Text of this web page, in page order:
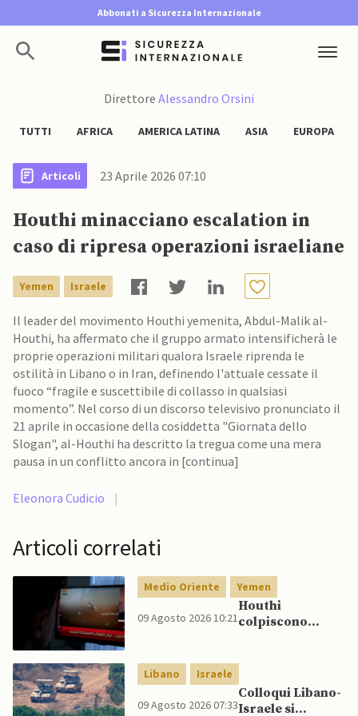
Abbonati a Sicurezza Internazionale
Direttore Alessandro Orsini
TUTTI AFRICA AMERICA LATINA ASIA EUROPA
Articoli 23 Aprile 2026 07:10
Houthi minacciano escalation in
caso di ripresa operazioni israeliane
Yemen Israele
Il leader del movimento Houthi yemenita, Abdul-Malik al-
Houthi, ha affermato che il gruppo armato intensificherà le
proprie operazioni militari qualora Israele riprenda le
ostilità in Libano o in Iran, definendo l'attuale cessate il
fuoco “fragile e suscettibile di collasso in qualsiasi
momento”. Nel corso di un discorso televisivo pronunciato il
21 aprile in occasione della cosiddetta "Giornata dello
Slogan", al-Houthi ha descritto la tregua come una mera
pausa in un conflitto ancora in [continua]
Eleonora Cudicio |
Articoli correlati
Medio Oriente Yemen
09 Agosto 2026 10:21
Houthi
colpiscono
Yemen rischia
conflitto più
Libano Israele
09 Agosto 2026 07:33
Colloqui Libano-
Israele si